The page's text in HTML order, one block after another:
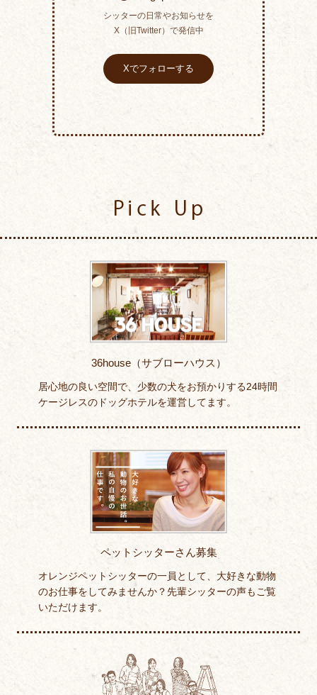
シッターの日常やお知らせを
X（旧Twitter）で発信中
Xでフォローする
36house（サブローハウス）
居心地の良い空間で、少数の犬をお預かりする24時間
ケージレスのドッグホテルを運営してます。
ペットシッターさん募集
オレンジペットシッターの一員として、大好きな動物
のお仕事をしてみませんか？先輩シッターの声もご覧
いただけます。